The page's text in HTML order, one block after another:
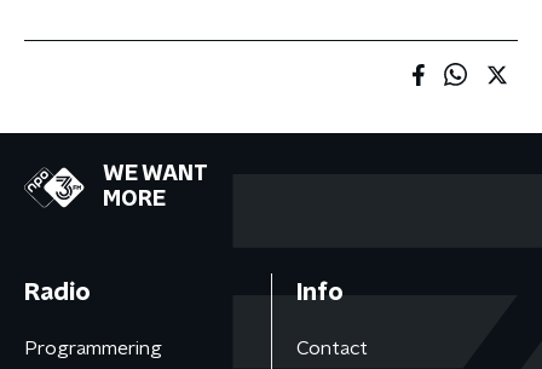
WE WANT
MORE
Radio
Programmering
Info
Contact